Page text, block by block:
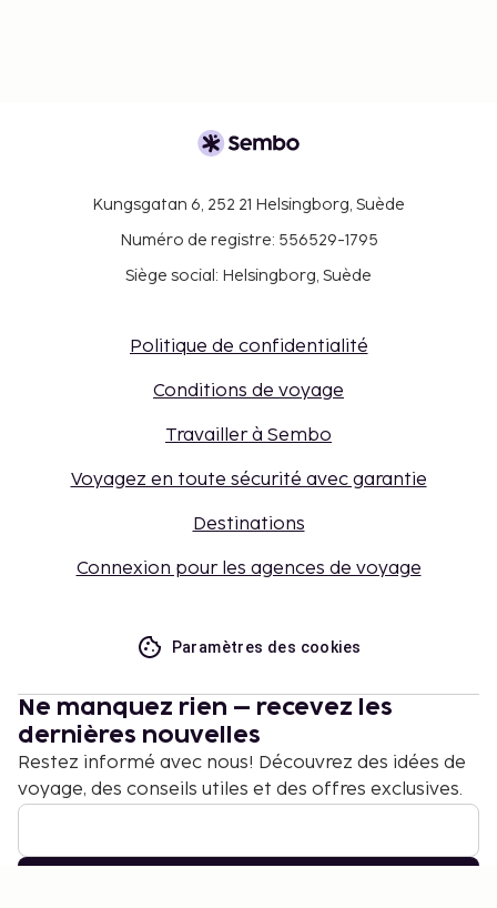
Kungsgatan 6, 252 21 Helsingborg, Suède
Numéro de registre: 556529-1795
Siège social: Helsingborg, Suède
Politique de confidentialité
Conditions de voyage
Travailler à Sembo
Voyagez en toute sécurité avec garantie
Destinations
Connexion pour les agences de voyage
Paramètres des cookies
Ne manquez rien – recevez les
dernières nouvelles
Restez informé avec nous! Découvrez des idées de
voyage, des conseils utiles et des offres exclusives.